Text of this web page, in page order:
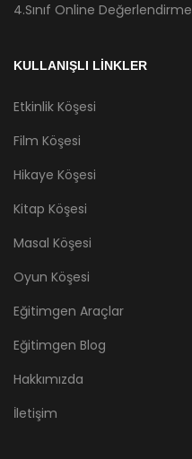
4.Sınıf Online Değerlendirme
KULLANIŞLI LİNKLER
Etkinlik Köşesi
Film Köşesi
Hikaye Köşesi
Kitap Köşesi
Masal Köşesi
Oyun Köşesi
Eğitimgen Araçlar
Eğitimgen Blog
Hakkımızda
İletişim